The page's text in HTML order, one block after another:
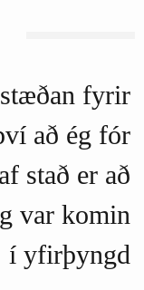
fyrir
að ég fór
af stað er að
var komin
í yfirþyngd